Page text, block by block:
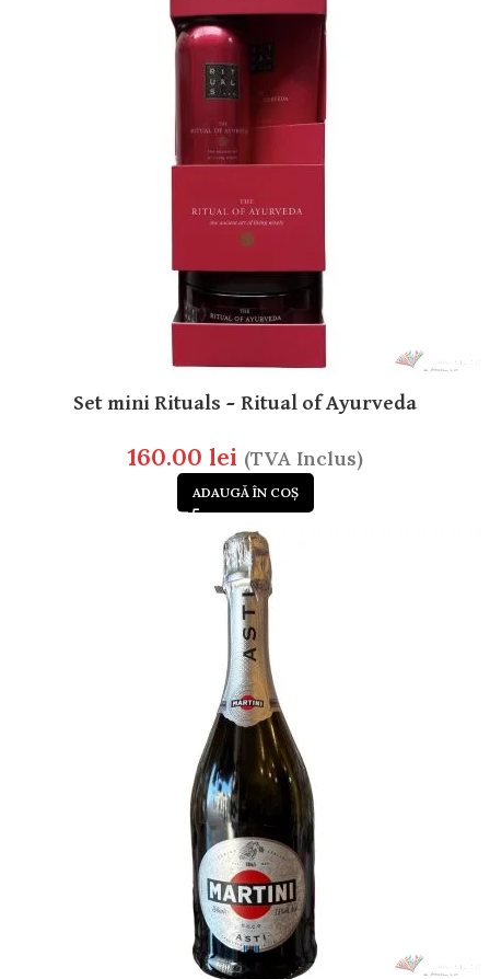
Set mini Rituals – Ritual of Ayurveda
160.00 lei (TVA Inclus)
ADAUGĂ ÎN COȘ